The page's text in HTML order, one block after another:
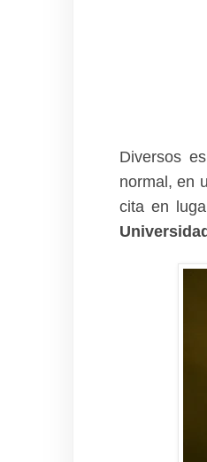
Diversos
normal, en
cita en